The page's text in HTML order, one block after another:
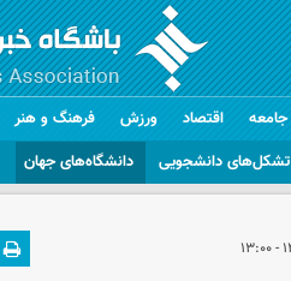
تشکل‌های دانشجویی دانشگاه‌های جهان
جامعه اقتصاد ورزش فرهنگ و هنر